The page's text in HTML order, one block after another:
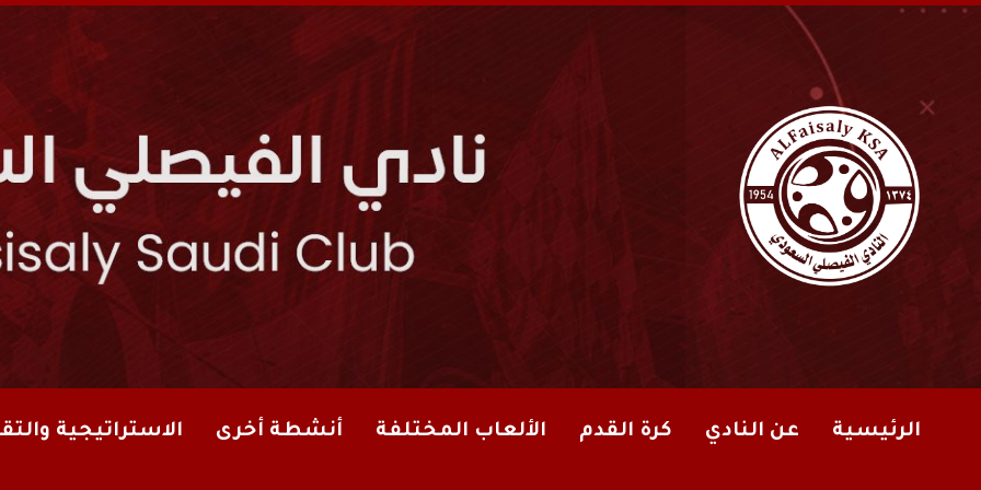
الرئيسية عن النادي كرة القدم الألعاب المختلفة أنشطة أخرى الاستراتيجية